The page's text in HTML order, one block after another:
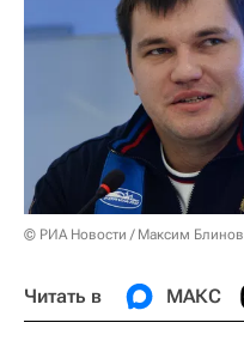
© РИА Новости / Максим Блинов
Читать в МАКС